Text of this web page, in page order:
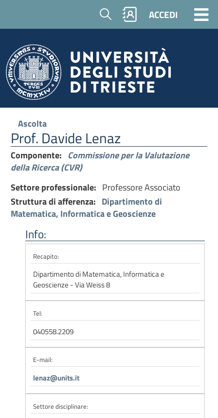
Cerca ACCEDI
Ascolta
Prof. Davide Lenaz
Componente: Commissione per la Valutazione
della Ricerca (CVR)
Settore professionale: Professore Associato
Struttura di afferenza: Dipartimento di
Matematica, Informatica e Geoscienze
Info:
Recapito:
Dipartimento di Matematica, Informatica e
Geoscienze - Via Weiss 8
Tel:
040558.2209
E-mail:
lenaz@units.it
Settore disciplinare: